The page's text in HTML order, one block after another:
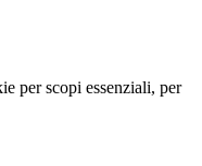
per scopi essenziali, per